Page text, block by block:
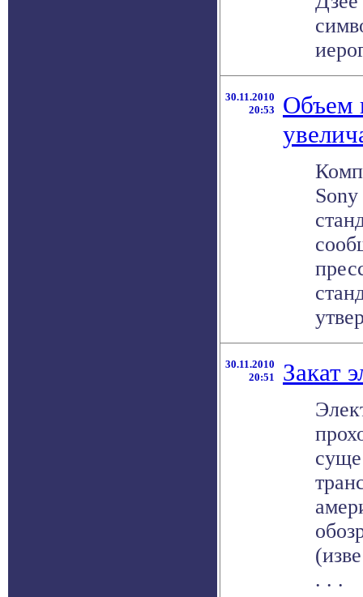
30.11.2010
20:53
Объем
30.11.2010
20:51
Закат
. . .